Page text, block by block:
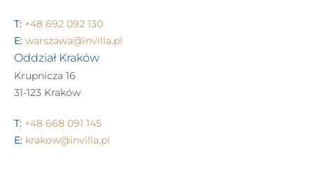
T: +48 692 092 130
E: warszawa@invilla.pl
Oddział Kraków
Krupnicza 16
31-123 Kraków
T: +48 668 091 145
E: krakow@invilla.pl